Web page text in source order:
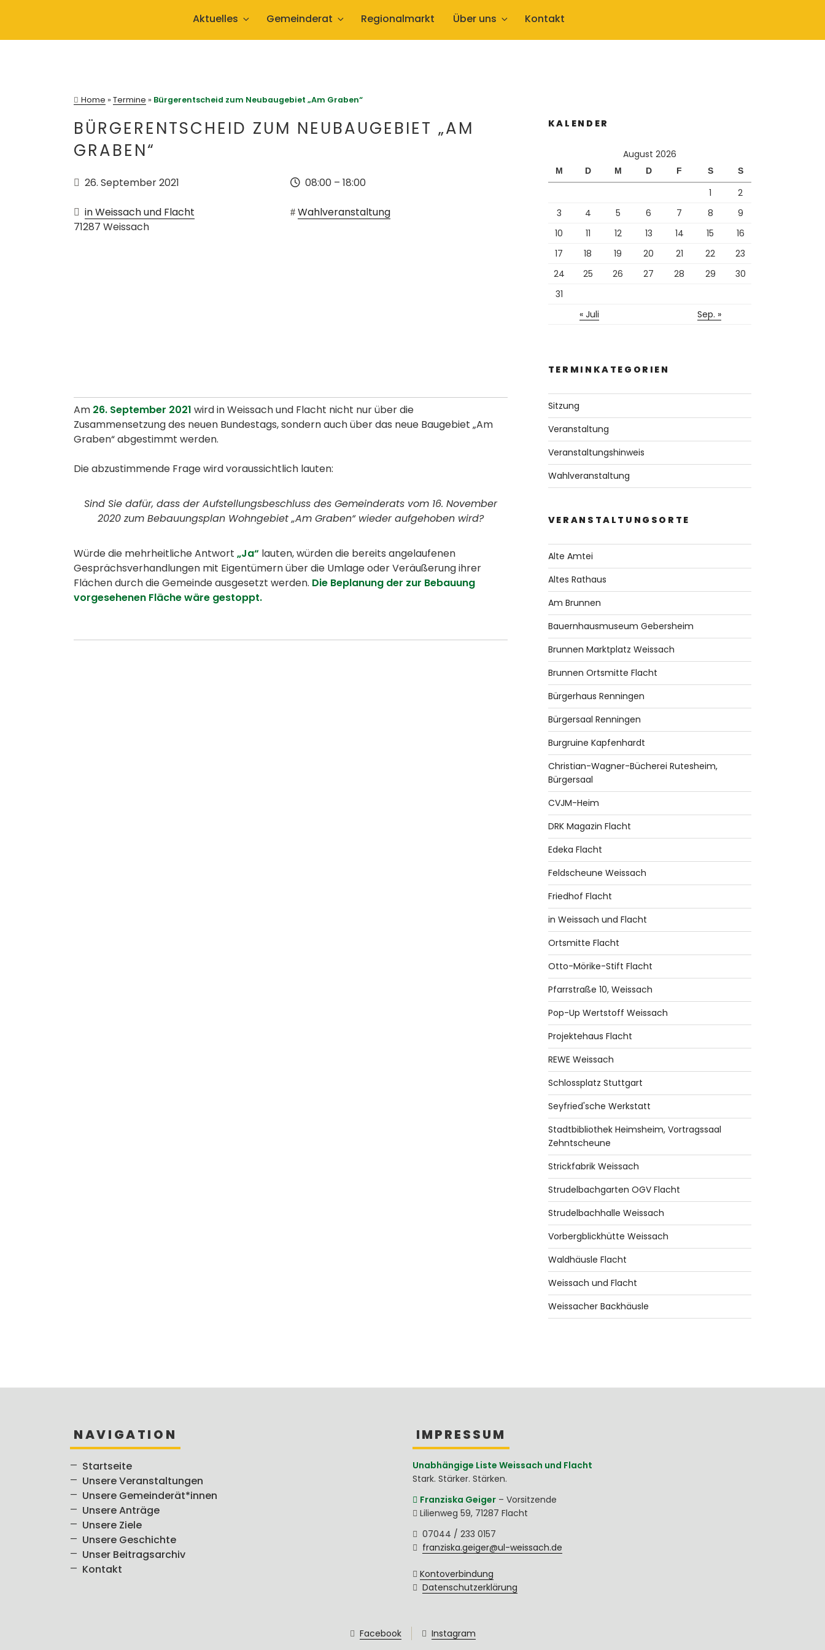
Aktuelles Gemeinderat Regionalmarkt Über uns Kontakt
Home » Termine » Bürgerentscheid zum Neubaugebiet „Am Graben“
BÜRGERENTSCHEID ZUM NEUBAUGEBIET „AM
GRABEN“
26. September 2021 08:00 –18:00
in Weissach und Flacht
71287 Weissach
Wahlveranstaltung
Am 26. September 2021 wird in Weissach und Flacht nicht nur über die
Zusammensetzung des neuen Bundestags, sondern auch über das neue Baugebiet „Am
Graben“ abgestimmt werden.
Die abzustimmende Frage wird voraussichtlich lauten:
Sind Sie dafür, dass der Aufstellungsbeschluss des Gemeinderats vom 16. November
2020 zum Bebauungsplan Wohngebiet „Am Graben“ wieder aufgehoben wird?
Würde die mehrheitliche Antwort „Ja“ lauten, würden die bereits angelaufenen
Gesprächsverhandlungen mit Eigentümern über die Umlage oder Veräußerung ihrer
Flächen durch die Gemeinde ausgesetzt werden. Die Beplanung der zur Bebauung
vorgesehenen Fläche wäre gestoppt.
KALENDER
August 2026
M D M D F S S
1
2
3
4 5 6 7 8
9
10
11 12 13 14 15
16
17
18 19 20 21 22
23
24
25 26 27 28 29
30
31
« Juli
Sep. »
TERMINKATEGORIEN
Sitzung
Veranstaltung
Veranstaltungshinweis
Wahlveranstaltung
VERANSTALTUNGSORTE
Alte Amtei
Altes Rathaus
Am Brunnen
Bauernhausmuseum Gebersheim
Brunnen Marktplatz Weissach
Brunnen Ortsmitte Flacht
Bürgerhaus Renningen
Bürgersaal Renningen
Burgruine Kapfenhardt
Christian-Wagner-Bücherei Rutesheim,
Bürgersaal
CVJM-Heim
DRK Magazin Flacht
Edeka Flacht
Feldscheune Weissach
Friedhof Flacht
in Weissach und Flacht
Ortsmitte Flacht
Otto-Mörike-Stift Flacht
Pfarrstraße 10, Weissach
Pop-Up Wertstoff Weissach
Projektehaus Flacht
REWE Weissach
Schlossplatz Stuttgart
Seyfried'sche Werkstatt
Stadtbibliothek Heimsheim, Vortragssaal
Zehntscheune
Strickfabrik Weissach
Strudelbachgarten OGV Flacht
Strudelbachhalle Weissach
Vorbergblickhütte Weissach
Waldhäusle Flacht
Weissach und Flacht
Weissacher Backhäusle
NAVIGATION
Startseite
Unsere Veranstaltungen
Unsere Gemeinderät*innen
Unsere Anträge
Unsere Ziele
Unsere Geschichte
Unser Beitragsarchiv
Kontakt
IMPRESSUM
Unabhängige Liste Weissach und Flacht
Stark. Stärker. Stärken.
Franziska Geiger – Vorsitzende
Lilienweg 59, 71287 Flacht
07044 / 233 0157
franziska.geiger@ul-weissach.de
Kontoverbindung
Datenschutzerklärung
Facebook Instagram